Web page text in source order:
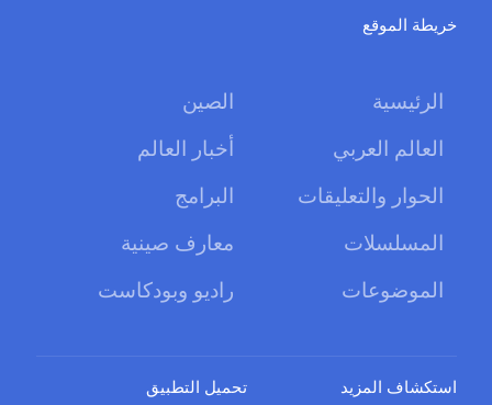
خريطة الموقع
الرئيسية
الصين
العالم العربي
أخبار العالم
الحوار والتعليقات
البرامج
المسلسلات
معارف صينية
الموضوعات
راديو وبودكاست
استكشاف المزيد تحميل التطبيق